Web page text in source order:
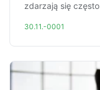
zdarzają się
30.11.-0001